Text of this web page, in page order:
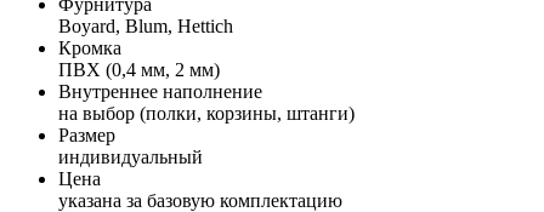
Boyard, Blum, Hettich
Кромка
ПВХ (0,4 мм, 2 мм)
Внутреннее наполнение
на выбор (полки, корзины, штанги)
Размер
индивидуальный
Цена
указана за базовую комплектацию